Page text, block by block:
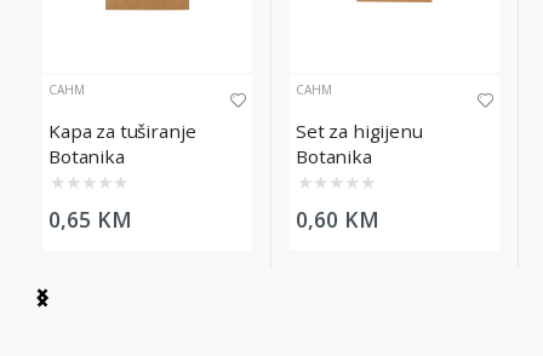
CAHM
Kapa za tuširanje
Botanika
★ ★ ★ ★ ★
0,65 KM
CAHM
Set za higijenu
Botanika
★ ★ ★ ★ ★
0,60 KM
Item